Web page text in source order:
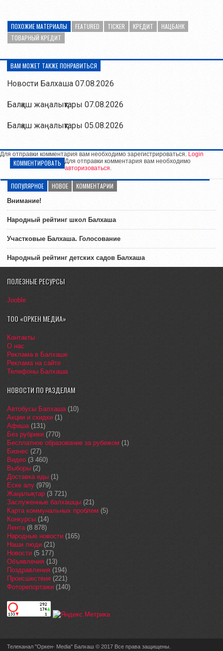
ПОХОЖИЕ МАТЕРИАЛЫ FEATURED TICKER КРЕДИТ
НАЦБАНК
ТОВАРНЫЙ КРЕДИТ
ВАМ МОЖЕТ ТАКЖЕ ПОНРАВИТЬСЯ
Новости Балхаша 07.08.2026
Балқаш жаңалықтары 07.08.2026
Балқаш жаңалықтары 05.08.2026
Для отправки комментария вам необходимо зарегистрироваться. Login
КОММЕНТИРОВАТЬ Для отправки комментария вам необходимо
авторизоваться.
ПОПУЛЯРНОЕ НОВОЕ КОММЕНТАРИИ
Внимание!
Народный рейтинг школ Балхаша
Участковые Балхаша. Голосование
Народный рейтинг детских садов Балхаша
ПОЛЕЗНЫЕ РЕСУРСЫ
Jooble
ТОО «ОРКЕН МЕДИА»
Контакты
О нас
Реклама в Балхаше
Реклама на сайте
Телефоны Балхаша
НОВОСТИ ПО РАЗДЕЛАМ
Автобусы Балхаша(10)
Акции и скидки (1)
Афиша(131)
Без рубрики (770)
Бесплатное образование за рубежом (1)
Бизнес (27)
Видео (3 460)
Выборы (2)
Доставка еды (1)
Еске алу (979)
Жаңалықтар (3 721)
Заслуженные балхашцы (21)
Карта коммунальных проблем (5)
Конкурсы (14)
Лента(8 878)
Народные новости (165)
Наши люди (21)
Новости (5 177)
Объявления (13)
Поздравления (194)
Происшествия (221)
Фоторепортажи (140)
Телеканал "Оркен- Media" Балхаш © 2017 Все права защищены.